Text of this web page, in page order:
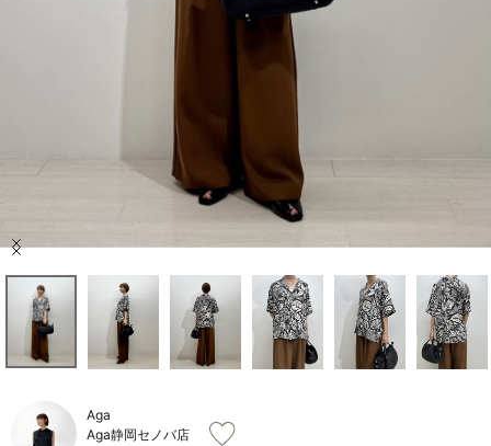
ブランド一覧
ご利用ガイド/ヘルプ
Item
Aga
Aga静岡セノバ店